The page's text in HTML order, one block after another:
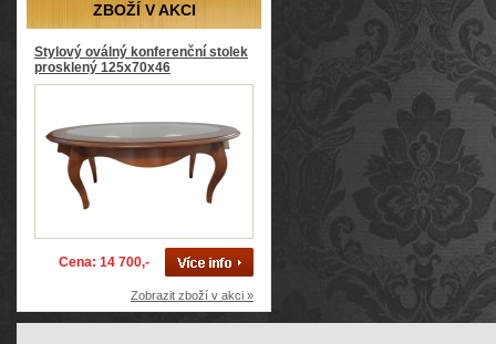
ZBOŽÍ V AKCI
Stylový oválný konferenční stolek
prosklený 125x70x46
Cena: 14 700,-
Zobrazit zboží v akci »